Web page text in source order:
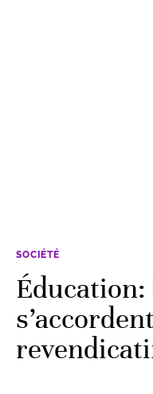
SOCIÉTÉ